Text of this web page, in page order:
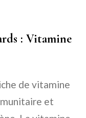
: Vitamine
de vitamine
et